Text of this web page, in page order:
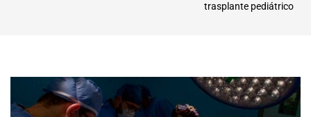
trasplante pediátrico